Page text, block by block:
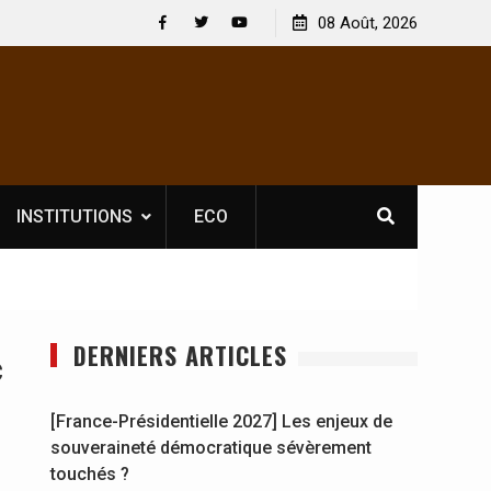
licence obligatoire pour les spectacles : En
d’Ivoire, l’opérateur culturel Soldat Jahboy se
[France-
08 Août, 2026
INSTITUTIONS ECO
DERNIERS ARTICLES
[France-Présidentielle 2027] Les enjeux de
souveraineté démocratique sévèrement
touchés ?